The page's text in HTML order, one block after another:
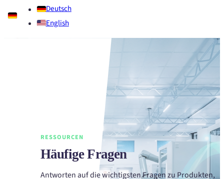
Deutsch
English
RESSOURCEN
Häufige Fragen
Antworten auf die wichtigsten Fragen zu Produkten,